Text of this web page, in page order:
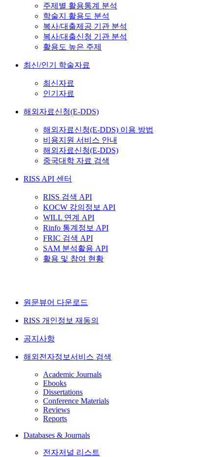
주제별 활용통계 분석
학술지 활용도 분석
복사/대출제공 기관 분석
복사/대출신청 기관 분석
활용도 높은 주제
최신/인기 학술자료
최신자료
인기자료
해외자료신청(E-DDS)
해외자료신청(E-DDS) 이용 방법
비용지원 서비스 안내
해외자료신청(E-DDS)
중국대학 자료 검색
RISS API 센터
RISS 검색 API
KOCW 강의정보 API
WILL 연계 API
Rinfo 통계정보 API
FRIC 검색 API
SAM 분석활용 API
활용 및 참여 현황
원문뷰어 다운로드
RISS 개인정보 재동의
공지사항
해외전자정보서비스 검색
Academic Journals
Ebooks
Dissertations
Conference Materials
Reviews
Reports
Databases & Journals
전자저널 리스트